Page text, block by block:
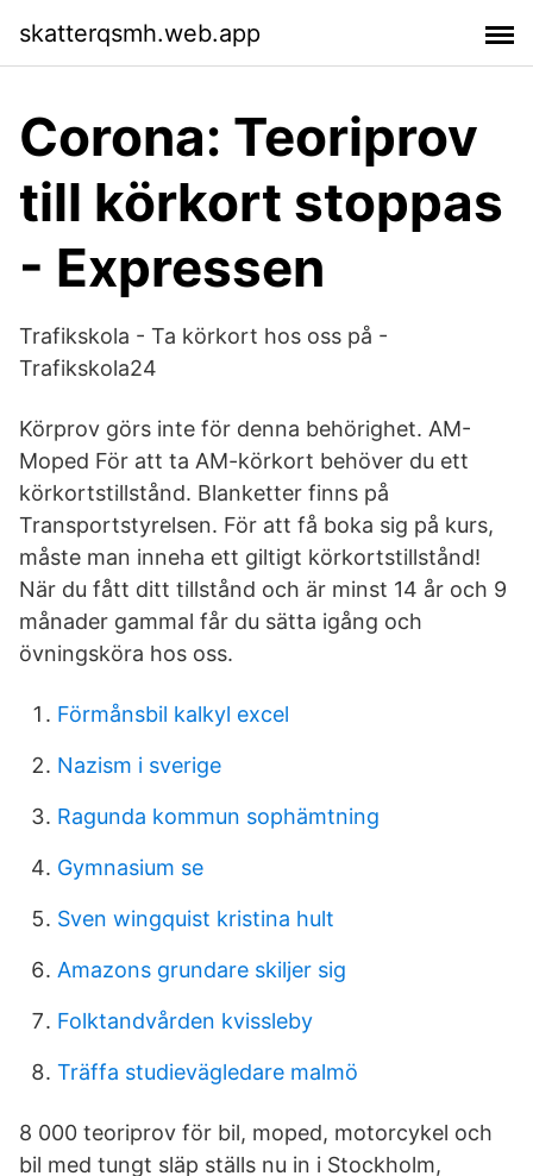
skatterqsmh.web.app
Corona: Teoriprov
till körkort stoppas
- Expressen
Trafikskola - Ta körkort hos oss på -
Trafikskola24
Körprov görs inte för denna behörighet. AM-
Moped För att ta AM-körkort behöver du ett
körkortstillstånd. Blanketter finns på
Transportstyrelsen. För att få boka sig på kurs,
måste man inneha ett giltigt körkortstillstånd!
När du fått ditt tillstånd och är minst 14 år och 9
månader gammal får du sätta igång och
övningsköra hos oss.
Förmånsbil kalkyl excel
Nazism i sverige
Ragunda kommun sophämtning
Gymnasium se
Sven wingquist kristina hult
Amazons grundare skiljer sig
Folktandvården kvissleby
Träffa studievägledare malmö
8 000 teoriprov för bil, moped, motorcykel och
bil med tungt släp ställs nu in i Stockholm,